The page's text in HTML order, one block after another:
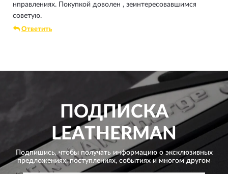
нправлениях. Покупкой доволен , зеинтересовавшимся
советую.
Ответить
ПОДПИСКА
LEATHERMAN
Подпишись, чтобы получать информацию о эксклюзивных
предложениях,поступлениях, событиях и многом другом